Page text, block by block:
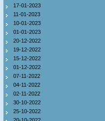
17-01-2023
11-01-2023
10-01-2023
01-01-2023
20-12-2022
19-12-2022
15-12-2022
01-12-2022
07-11-2022
04-11-2022
02-11-2022
30-10-2022
25-10-2022